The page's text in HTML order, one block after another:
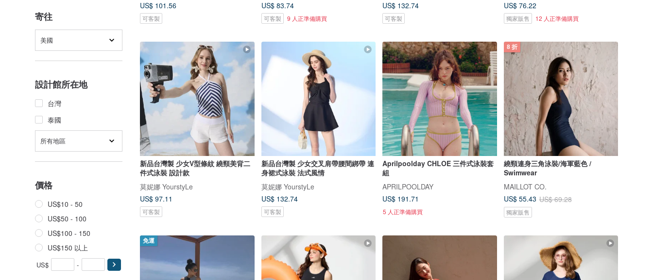
寄往
美國
設計館所在地
台灣
泰國
所有地區
價格
US$10 - 50
US$50 - 100
US$100 - 150
US$150 以上
US$ -
US$ 101.56
可客製
US$ 83.74
可客製 9 人正準備購買
US$ 132.74
可客製
US$ 76.22
獨家販售 12 人正準備購買
新品台灣製 少女V型條紋 繞頸美背二
件式泳裝 設計款
莫妮娜 YourstyLe
US$ 97.11
可客製
新品台灣製 少女交叉肩帶腰間綁帶 連
身裙式泳裝 法式風情
莫妮娜 YourstyLe
US$ 132.74
可客製
Aprilpoolday CHLOE 三件式泳裝套
組
APRILPOOLDAY
US$ 191.71
5 人正準備購買
8 折
繞頸連身三角泳裝/海軍藍色 /
Swimwear
MAILLOT CO.
US$ 55.43 US$ 69.28
獨家販售
免運